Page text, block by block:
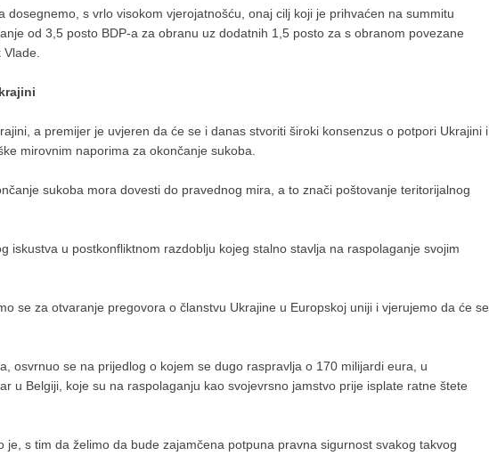
dosegnemo, s vrlo visokom vjerojatnošću, onaj cilj koji je prihvaćen na summitu
od 3,5 posto BDP-a za obranu uz dodatnih 1,5 posto za s obranom povezane
a premijer je uvjeren da će se i danas stvoriti široki konsenzus o potpori Ukrajini i
mirovnim naporima za okončanje sukoba.
sukoba mora dovesti do pravednog mira, a to znači poštovanje teritorijalnog
iskustva u postkonfliktnom razdoblju kojeg stalno stavlja na raspolaganje svojim
se za otvaranje pregovora o članstvu Ukrajine u Europskoj uniji i vjerujemo da će se
osvrnuo se na prijedlog o kojem se dugo raspravlja o 170 milijardi eura, u
u Belgiji, koje su na raspolaganju kao svojevrsno jamstvo prije isplate ratne štete
je, s tim da želimo da bude zajamčena potpuna pravna sigurnost svakog takvog